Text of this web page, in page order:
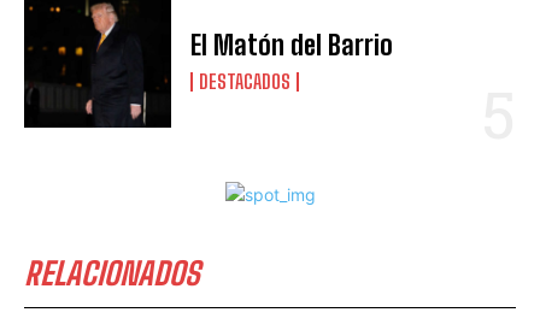
El Matón del Barrio
DESTACADOS
RELACIONADOS